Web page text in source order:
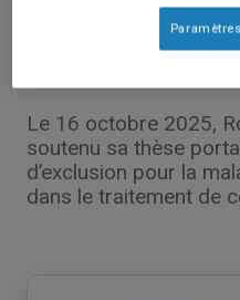
Publications Scientifiques
Soutenance de
Le 16 octobre 2025,
soutenu sa thèse
d’exclusion pour la
dans le traitement de